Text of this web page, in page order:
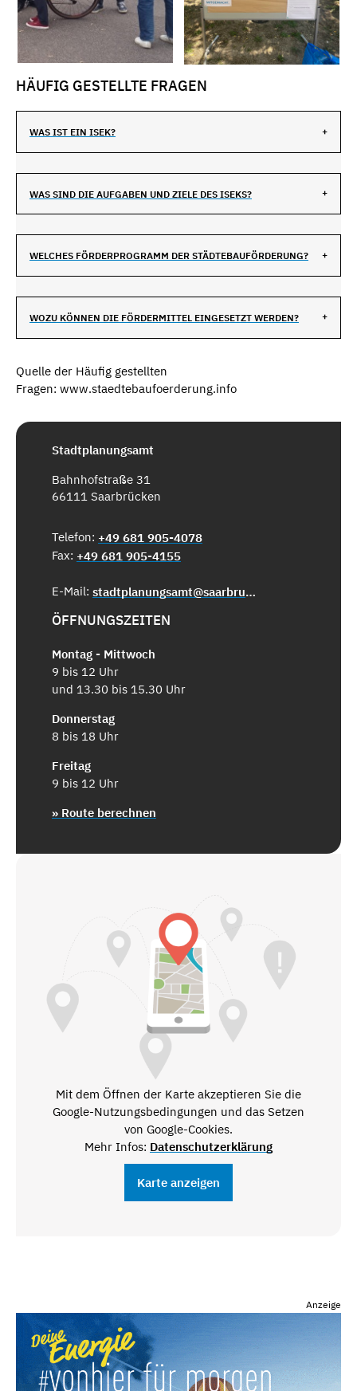
HÄUFIG GESTELLTE FRAGEN
WAS IST EIN ISEK?
WAS SIND DIE AUFGABEN UND ZIELE DES ISEKS?
WELCHES FÖRDERPROGRAMM DER STÄDTEBAUFÖRDERUNG?
WOZU KÖNNEN DIE FÖRDERMITTEL EINGESETZT WERDEN?
Quelle der Häufig gestellten
Fragen: www.staedtebaufoerderung.info
Stadtplanungsamt
Bahnhofstraße 31
66111 Saarbrücken
Telefon: +49 681 905-4078
Fax: +49 681 905-4155
E-Mail: stadtplanungsamt@saarbruecken.de
ÖFFNUNGSZEITEN
Montag - Mittwoch
9 bis 12 Uhr
und 13.30 bis 15.30 Uhr
Donnerstag
8 bis 18 Uhr
Freitag
9 bis 12 Uhr
» Route berechnen
Mit dem Öffnen der Karte akzeptieren Sie die
Google-Nutzungsbedingungen und das Setzen
von Google-Cookies.
Mehr Infos: Datenschutzerklärung
Karte anzeigen
Anzeige